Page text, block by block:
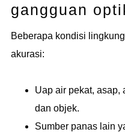
gangguan
Beberapa kondisi
akurasi:
Uap air pekat, asap,
dan objek.
Sumber panas lain